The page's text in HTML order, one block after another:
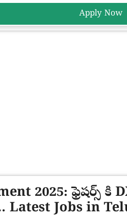
Apply Now
2025: ఫ్రెషర్స్ కి
Latest Jobs in